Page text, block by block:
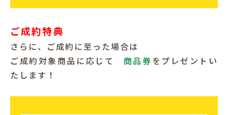
ご成約特典
さらに、ご成約に至った場合は
ご成約対象商品に応じて 商品券 をプレゼントい
たします！